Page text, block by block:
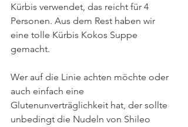
Kürbis verwendet, das reicht für 4
Personen. Aus dem Rest haben wir
eine tolle Kürbis Kokos Suppe
gemacht.
Wer auf die Linie achten möchte oder
auch einfach eine
Glutenunverträglichkeit hat, der sollte
unbedingt die Nudeln von Shileo